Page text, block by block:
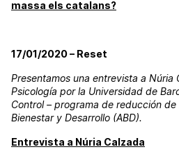
massa els catalans?
17/01/2020 – Reset
Presentamos una entrevista a Núria
Psicología por la Universidad de
Control – programa de reducción
Bienestar y Desarrollo (ABD).
Entrevista a Núria Calzada